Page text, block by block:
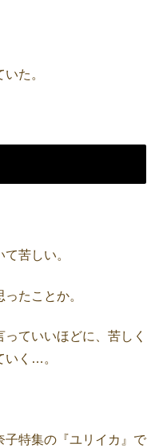
た。
苦しい。
たことか。
ていいほどに、苦しく
いく…。
子特集の『ユリイカ』で